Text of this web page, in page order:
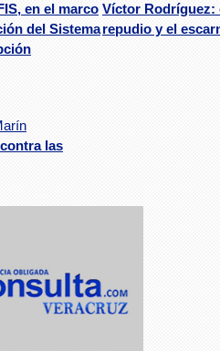
en el marco
del Sistema
Víctor Rodríguez:
repudio y el
las